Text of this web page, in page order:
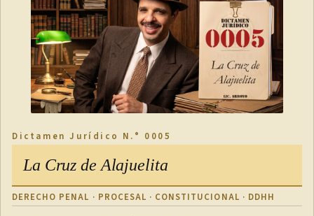
Dictamen Jurídico N.° 0005
La Cruz de Alajuelita
DERECHO PENAL · PROCESAL · CONSTITUCIONAL · DDHH